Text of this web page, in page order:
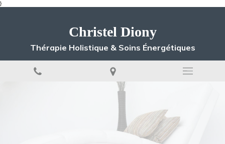
}
Christel Diony
Thérapie Holistique & Soins Énergétiques